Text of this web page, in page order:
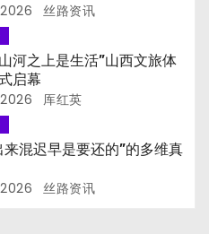
丝路资讯
河之上是生活”山西文旅体
启幕
厍红英
来混迟早是要还的”的多维真
丝路资讯